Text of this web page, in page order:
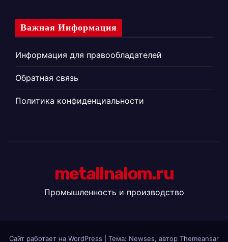
Важная Информация
Информация для правообладателей
Обратная связь
Политика конфиденциальности
metallnalom.ru
Промышленность и производство
Сайт работает на WordPress Тема: Newses, автор Themeansar